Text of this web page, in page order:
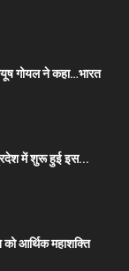
गोयल ने कहा…भारत
में शुरू हुई इस...
को आर्थिक महाशक्ति